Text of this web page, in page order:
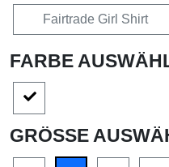
Fairtrade Girl Shirt
FARBE
GRÖSSE